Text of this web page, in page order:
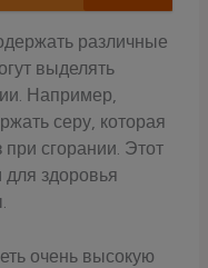
различные
выделять
Например,
серу, которая
сгорании. Этот
здоровья
очень высокую